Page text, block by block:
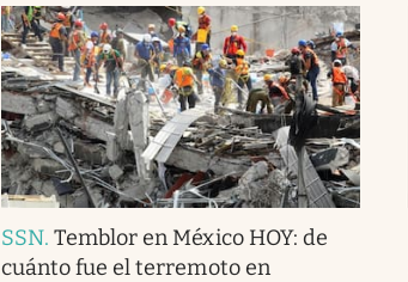
SSN.Temblor en México HOY: de
cuánto fue el terremoto en